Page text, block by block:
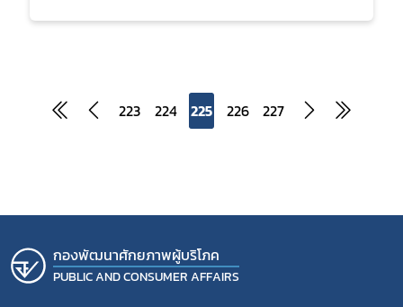
223 224 225 226 227
กองพัฒนาศักยภาพผู้บริโภค
PUBLIC AND CONSUMER AFFAIRS